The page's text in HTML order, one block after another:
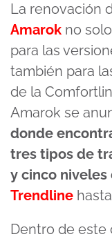
La renovación
Amarok no
para las
también para
de la
Amarok se
donde
tres tipos de
y cinco
Trendline
Dentro de este